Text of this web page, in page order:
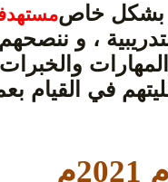
بشكل خاص
، و
في القيام